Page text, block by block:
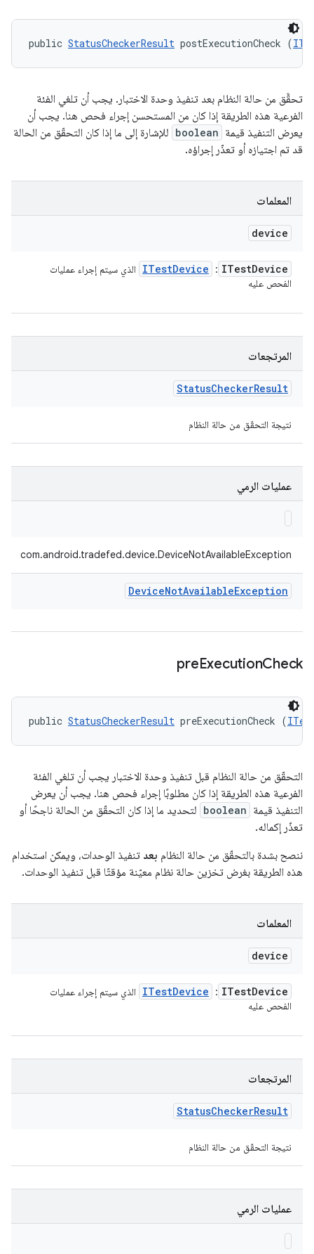
public StatusCheckerResult postExecutionCheck (
تحقَّق من حالة النظام بعد تنفيذ وحدة الاختبار. يجب أن تلغي الفئة
الفرعية هذه الطريقة إذا كان من المستحسن إجراء فحص هنا. يجب أن
يعرض التنفيذ قيمة boolean للإشارة إلى ما إذا كان التحقّق من الحالة
قد تم اجتيازه أو تعذّر إجراؤه.
المعلمات
device
ITestDevice
:
ITestDevice
الذي سيتم إجراء عمليات
الفحص عليه
المرتجعات
StatusCheckerResult
نتيجة التحقّق من حالة النظام
عمليات الرمي
com.android.tradefed.device.DeviceNotAvailableException
DeviceNotAvailableException
preExecutionCheck
public StatusCheckerResult preExecutionCheck (
التحقّق من حالة النظام قبل تنفيذ وحدة الاختبار يجب أن تلغي الفئة
الفرعية هذه الطريقة إذا كان مطلوبًا إجراء فحص هنا. يجب أن يعرض
التنفيذ قيمة boolean لتحديد ما إذا كان التحقّق من الحالة ناجحًا أو
تعذّر إكماله.
ننصح بشدة بالتحقّق من حالة النظام بعد تنفيذ الوحدات، ويمكن استخدام
هذه الطريقة بغرض تخزين حالة نظام معيّنة مؤقتًا قبل تنفيذ الوحدات.
المعلمات
device
ITestDevice
:
ITestDevice
الذي سيتم إجراء عمليات
الفحص عليه
المرتجعات
StatusCheckerResult
نتيجة التحقّق من حالة النظام
عمليات الرمي